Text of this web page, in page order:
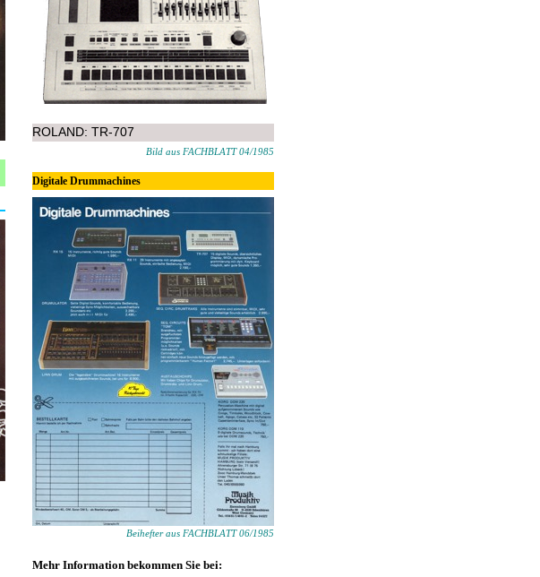
ROLAND: TR-707
Bild aus FACHBLATT 04/1985
Digitale Drummachines
Beihefter aus FACHBLATT 06/1985
Mehr Information bekommen Sie bei: